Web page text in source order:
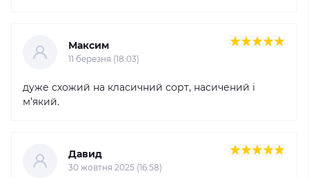
Максим
11 березня (18:03)
дуже схожий на класичний сорт, насичений і
м’який.
Давид
30 жовтня 2025 (16:58)